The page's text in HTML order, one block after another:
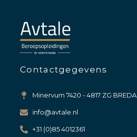
Contactgegevens
Minervum 7420 - 4817 ZG BREDA
info@avtale.nl
+31 (0)85 4012361